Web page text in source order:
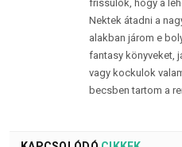
frissülök, hogy a
Nektek átadni a
alakban járom e
fantasy könyveket,
vagy kockulok
becsben tartom a